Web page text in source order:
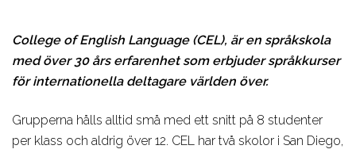
College of English Language (CEL), är en språkskola
med över 30 års erfarenhet som erbjuder språkkurser
för internationella deltagare världen över.
Grupperna hålls alltid små med ett snitt på 8 studenter
per klass och aldrig över 12. CEL har två skolor i San Diego,